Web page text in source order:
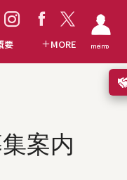
要 MORE meimo
案内